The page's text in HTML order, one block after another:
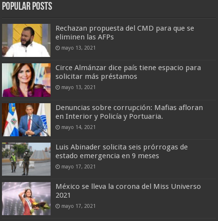
Popular Posts
Rechazan propuesta del CMD para que se
eliminen las AFPs
mayo 13, 2021
Circe Almánzar dice país tiene espacio para
solicitar más préstamos
mayo 13, 2021
Denuncias sobre corrupción: Mafias afloran
en Interior y Policía y Portuaria.
mayo 14, 2021
Luis Abinader solicita seis prórrogas de
estado emergencia en 9 meses
mayo 17, 2021
México se lleva la corona del Miss Universo
2021
mayo 17, 2021